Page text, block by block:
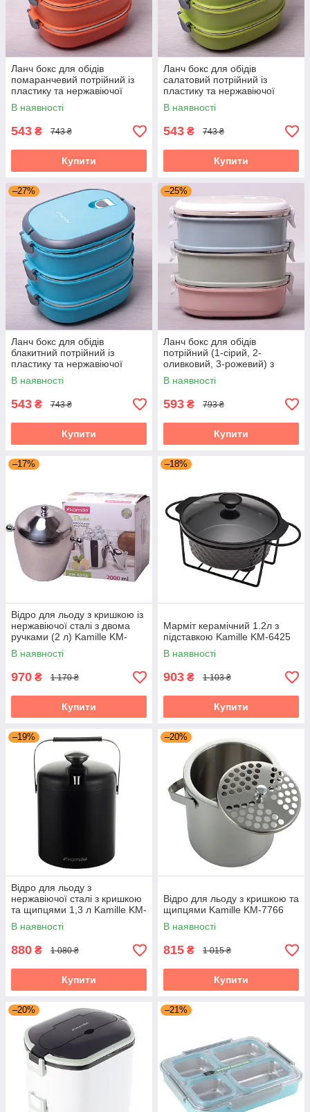
Ланч бокс для обідів
помаранчевий потрійний із
пластику та нержавіючої
сталі 2700мл Kamille KM-
2110
В наявності
543 ₴ 743 ₴
Купити
Ланч бокс для обідів
салатовий потрійний із
пластику та нержавіючої
сталі 2700мл Kamille KM-
2110
В наявності
543 ₴ 743 ₴
Купити
–27%
Ланч бокс для обідів
блакитний потрійний із
пластику та нержавіючої
сталі 2700мл Kamille KM-
2110
В наявності
543 ₴ 743 ₴
Купити
–25%
Ланч бокс для обідів
потрійний (1-сірий, 2-
оливковий, 3-рожевий) з
бежевою кришкою 2100мол
Kamille KM-2126
В наявності
593 ₴ 793 ₴
Купити
–17%
Відро для льоду з кришкою із
нержавіючої сталі з двома
ручками (2 л) Kamille KM-
4356
В наявності
970 ₴ 1 170 ₴
Купити
–18%
Марміт керамічний 1.2л з
підставкою Kamille KM-6425
В наявності
903 ₴ 1 103 ₴
Купити
–19%
Відро для льоду з
нержавіючої сталі з кришкою
та щипцями 1,3 л Kamille KM-
7767
В наявності
880 ₴ 1 080 ₴
Купити
–20%
Відро для льоду з кришкою та
щипцями Kamille KM-7766
В наявності
815 ₴ 1 015 ₴
Купити
–20% –21%